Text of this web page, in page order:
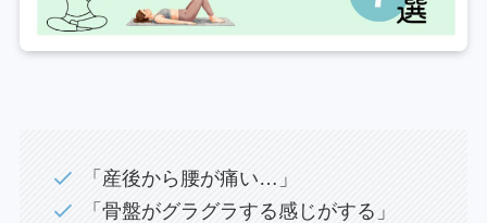
「産後から腰が痛い…」
「骨盤がグラグラする感じがする」